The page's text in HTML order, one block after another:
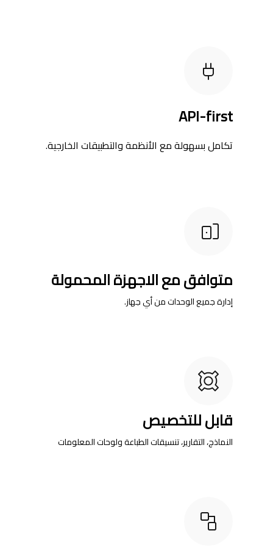
API-first
تكامل بسهولة مع الأنظمة والتطبيقات الخارجية.
متوافق مع الاجهزة المحمولة
إدارة جميع الوحدات من أي جهاز.
قابل للتخصيص
النماذج، التقارير، تنسيقات الطباعة ولوحات المعلومات